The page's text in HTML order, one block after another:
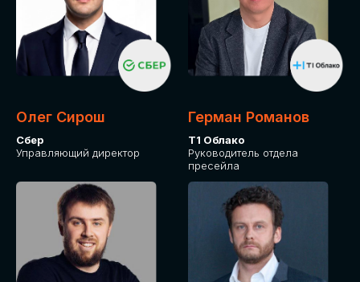
Олег Сирош
Сбер
Управляющий директор
Герман Романов
Т1 Облако
Руководитель отдела
пресейла